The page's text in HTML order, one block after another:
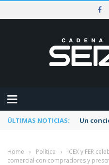
ÚLTIMAS NOTICIAS: Un
Home › Política ›
ICEX y FER
comercial con compradores y